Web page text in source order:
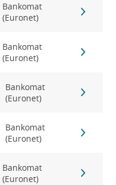
Bankomat
(Euronet)
Bankomat
(Euronet)
Bankomat
(Euronet)
Bankomat
(Euronet)
Bankomat
(Euronet)